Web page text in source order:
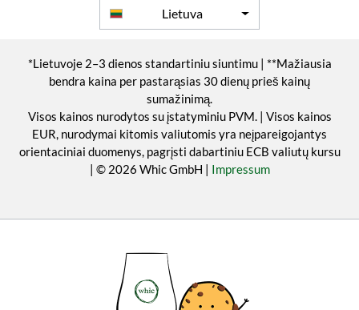
Lietuva
*Lietuvoje 2–3 dienos standartiniu siuntimu | **Mažiausia
bendra kaina per pastarąsias 30 dienų prieš kainų
sumažinimą.
Visos kainos nurodytos su įstatyminiu PVM. | Visos kainos
EUR, nurodymai kitomis valiutomis yra neįpareigojantys
orientaciniai duomenys, pagrįsti dabartiniu ECB valiutų kursu
| © 2026 Whic GmbH | Impressum